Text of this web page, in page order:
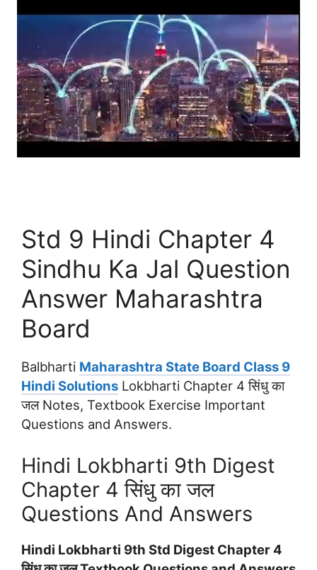
Std 9 Hindi Chapter 4
Sindhu Ka Jal Question
Answer Maharashtra
Board
Balbharti Maharashtra State Board Class 9
Hindi Solutions Lokbharti Chapter 4 सिंधु का
जल Notes, Textbook Exercise Important
Questions and Answers.
Hindi Lokbharti 9th Digest
Chapter 4 सिंधु का जल
Questions And Answers
Hindi Lokbharti 9th Std Digest Chapter 4